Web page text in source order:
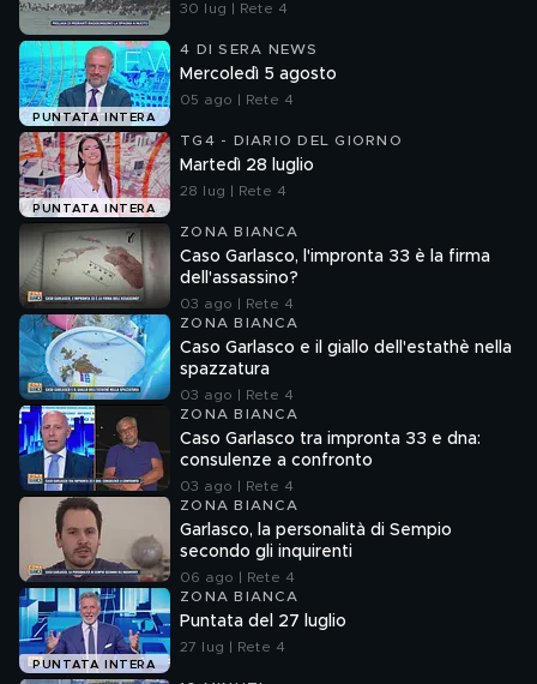
30 lug | Rete 4
PUNTATA INTERA
4 DI SERA NEWS
Mercoledì 5 agosto
05 ago | Rete 4
PUNTATA INTERA
TG4 - DIARIO DEL GIORNO
Martedì 28 luglio
28 lug | Rete 4
ZONA BIANCA
Caso Garlasco, l'impronta 33 è la firma
dell'assassino?
03 ago | Rete 4
ZONA BIANCA
Caso Garlasco e il giallo dell'estathè nella
spazzatura
03 ago | Rete 4
ZONA BIANCA
Caso Garlasco tra impronta 33 e dna:
consulenze a confronto
03 ago | Rete 4
ZONA BIANCA
Garlasco, la personalità di Sempio
secondo gli inquirenti
06 ago | Rete 4
PUNTATA INTERA
ZONA BIANCA
Puntata del 27 luglio
27 lug | Rete 4